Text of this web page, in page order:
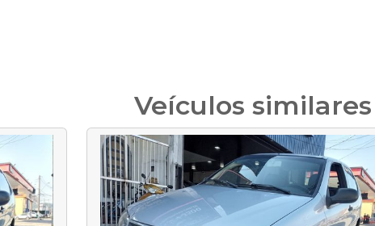
Veículos similares